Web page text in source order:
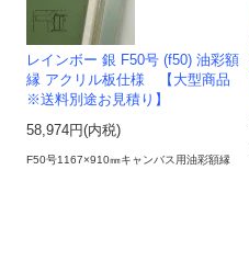
レインボー 銀 F50号 (f50) 油彩額
縁 アクリル板仕様 【大型商品
※送料別途お見積り】
58,974円(内税)
F50号1167×910㎜キャンバス用油彩額縁